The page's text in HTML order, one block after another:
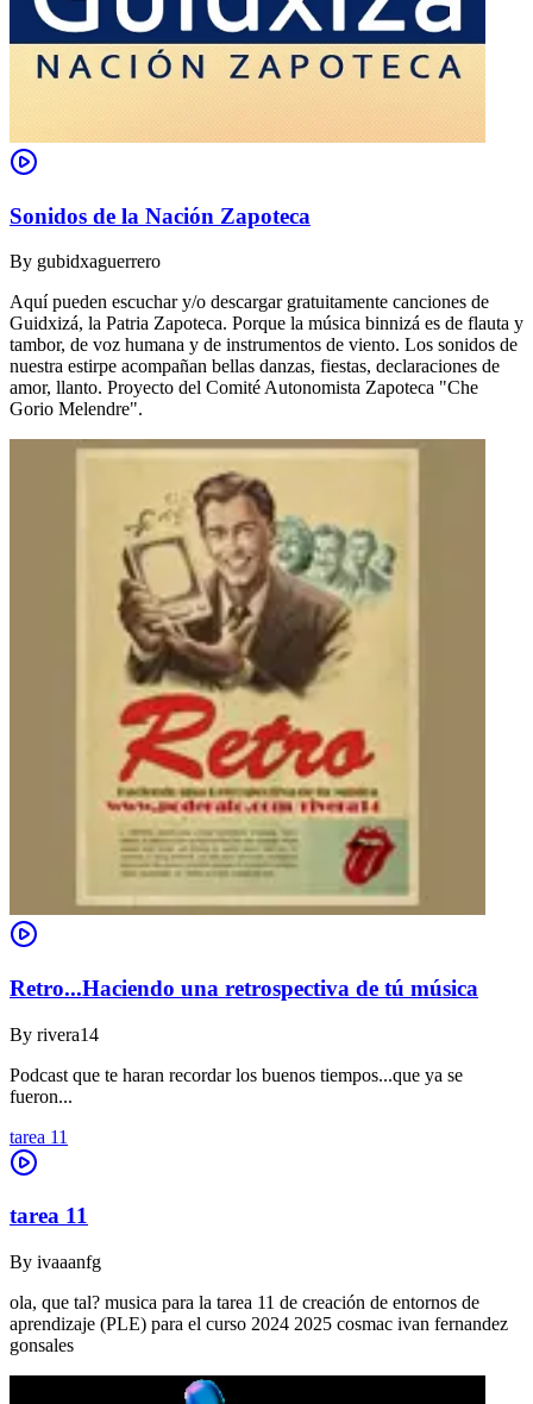
Sonidos de la Nación Zapoteca
By gubidxaguerrero
Aquí pueden escuchar y/o descargar gratuitamente canciones de
Guidxizá, la Patria Zapoteca. Porque la música binnizá es de flauta y
tambor, de voz humana y de instrumentos de viento. Los sonidos de
nuestra estirpe acompañan bellas danzas, fiestas, declaraciones de
amor, llanto. Proyecto del Comité Autonomista Zapoteca "Che
Gorio Melendre".
Retro...Haciendo una retrospectiva de tú música
By rivera14
Podcast que te haran recordar los buenos tiempos...que ya se
fueron...
tarea 11
tarea 11
By ivaaanfg
ola, que tal? musica para la tarea 11 de creación de entornos de
aprendizaje (PLE) para el curso 2024 2025 cosmac ivan fernandez
gonsales